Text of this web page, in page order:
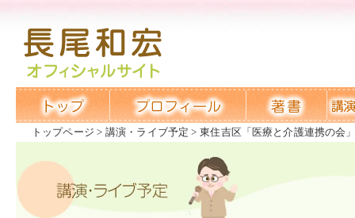
トップページ 講演・ライブ予定 東住吉区「医療と介護連携の会